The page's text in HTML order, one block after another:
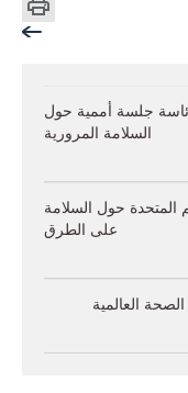
جلسة أممية حول
السلامة المرورية
حول السلامة
على الطرق
العالمية